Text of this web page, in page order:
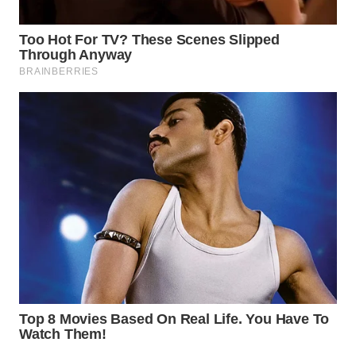
WN
CIREBON
WN
KUNINGAN
WN
MAJALENGKA
SUBANG